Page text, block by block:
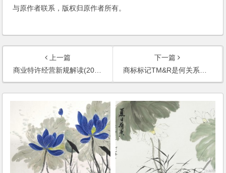
与原作者联系，版权归原作者所有。
上一篇
商业特许经营新规解读(2007)
下一篇
商标标记TM&R是何关系（2003新华网）